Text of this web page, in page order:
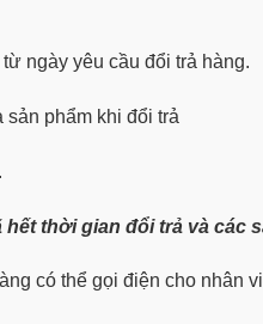
ngày yêu cầu đổi trả hàng.
phẩm khi đổi trả
thời gian đổi trả và các
có thể gọi điện cho nhân